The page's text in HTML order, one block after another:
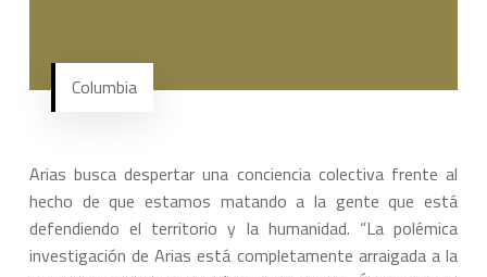
Columbia
Arias busca despertar una conciencia colectiva frente al
hecho de que estamos matando a la gente que está
defendiendo el territorio y la humanidad. “La polémica
investigación de Arias está completamente arraigada a la